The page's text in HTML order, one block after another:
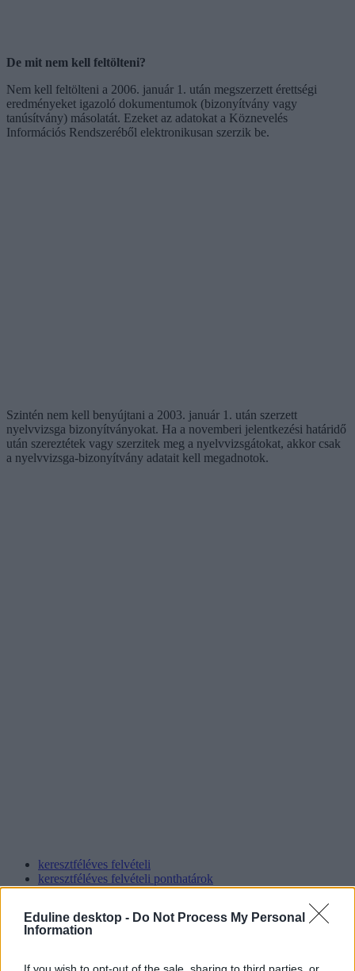
Eduline desktop - Do Not Process My Personal
Information
De mit nem kell feltölteni?
Nem kell feltölteni a 2006. január 1. után megszerzett érettségi
eredményeket igazoló dokumentumok (bizonyítvány vagy
tanúsítvány) másolatát. Ezeket az adatokat a Köznevelés
Információs Rendszeréből elektronikusan szerzik be.
Szintén nem kell benyújtani a 2003. január 1. után szerzett
nyelvvizsga bizonyítványokat. Ha a novemberi jelentkezési határidő
után szereztétek vagy szerzitek meg a nyelvvizsgátokat, akkor csak
a nyelvvizsga-bizonyítvány adatait kell megadnotok.
keresztféléves felvételi
keresztféléves felvételi ponthatárok
keresztféléves felvételi 2023